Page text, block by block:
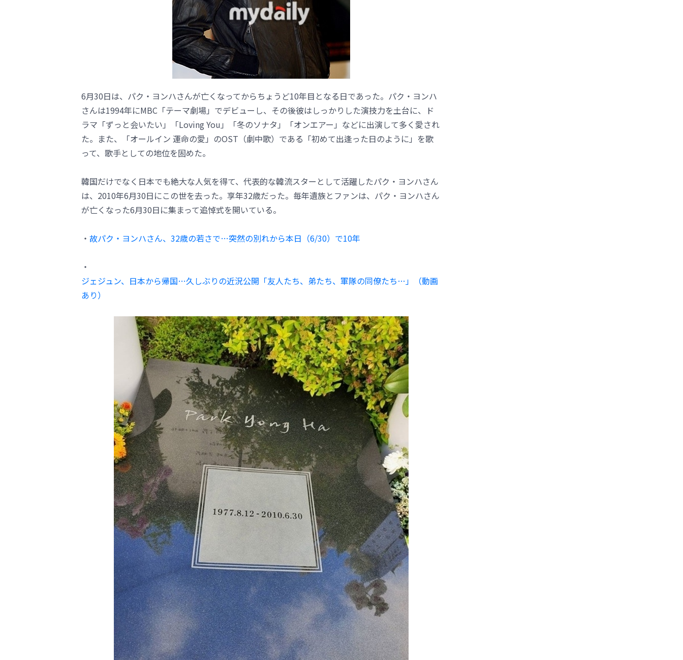
6月30日は、パク・ヨンハさんが亡くなってからちょうど10年目となる日であった。パク・ヨンハ
さんは1994年にMBC「テーマ劇場」でデビューし、その後彼はしっかりした演技力を土台に、ド
ラマ「ずっと会いたい」「Loving You」「冬のソナタ」「オンエアー」などに出演して多く愛され
た。また、「オールイン 運命の愛」のOST（劇中歌）である「初めて出逢った日のように」を歌
って、歌手としての地位を固めた。
韓国だけでなく日本でも絶大な人気を得て、代表的な韓流スターとして活躍したパク・ヨンハさん
は、2010年6月30日にこの世を去った。享年32歳だった。毎年遺族とファンは、パク・ヨンハさん
が亡くなった6月30日に集まって追悼式を開いている。
・ 故パク・ヨンハさん、32歳の若さで…突然の別れから本日（6/30）で10年
・
ジェジュン、日本から帰国…久しぶりの近況公開「友人たち、弟たち、軍隊の同僚たち…」（動画
あり）